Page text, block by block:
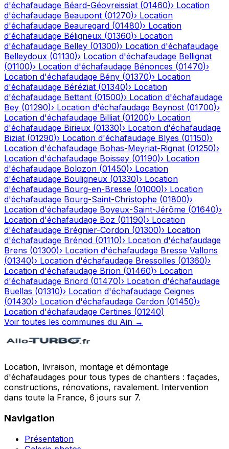
d'échafaudage Béard-Géovreissiat (01460)› Location
d'échafaudage Beaupont (01270)› Location
d'échafaudage Beauregard (01480)› Location
d'échafaudage Béligneux (01360)› Location
d'échafaudage Belley (01300)› Location d'échafaudage
Belleydoux (01130)› Location d'échafaudage Bellignat
(01100)› Location d'échafaudage Bénonces (01470)›
Location d'échafaudage Bény (01370)› Location
d'échafaudage Béréziat (01340)› Location
d'échafaudage Bettant (01500)› Location d'échafaudage
Bey (01290)› Location d'échafaudage Beynost (01700)›
Location d'échafaudage Billiat (01200)› Location
d'échafaudage Birieux (01330)› Location d'échafaudage
Biziat (01290)› Location d'échafaudage Blyes (01150)›
Location d'échafaudage Bohas-Meyriat-Rignat (01250)›
Location d'échafaudage Boissey (01190)› Location
d'échafaudage Bolozon (01450)› Location
d'échafaudage Bouligneux (01330)› Location
d'échafaudage Bourg-en-Bresse (01000)› Location
d'échafaudage Bourg-Saint-Christophe (01800)›
Location d'échafaudage Boyeux-Saint-Jérôme (01640)›
Location d'échafaudage Boz (01190)› Location
d'échafaudage Brégnier-Cordon (01300)› Location
d'échafaudage Brénod (01110)› Location d'échafaudage
Brens (01300)› Location d'échafaudage Bresse Vallons
(01340)› Location d'échafaudage Bressolles (01360)›
Location d'échafaudage Brion (01460)› Location
d'échafaudage Briord (01470)› Location d'échafaudage
Buellas (01310)› Location d'échafaudage Ceignes
(01430)› Location d'échafaudage Cerdon (01450)›
Location d'échafaudage Certines (01240)
Voir toutes les communes du Ain →
Location, livraison, montage et démontage
d'échafaudages pour tous types de chantiers : façades,
constructions, rénovations, ravalement. Intervention
dans toute la France, 6 jours sur 7.
Navigation
Présentation